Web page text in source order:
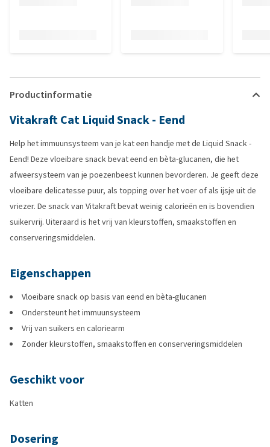
Productinformatie
Vitakraft Cat Liquid Snack - Eend
Help het immuunsysteem van je kat een handje met de Liquid Snack -
Eend! Deze vloeibare snack bevat eend en bèta-glucanen, die het
afweersysteem van je poezenbeest kunnen bevorderen. Je geeft deze
vloeibare delicatesse puur, als topping over het voer of als ijsje uit de
vriezer. De snack van Vitakraft bevat weinig calorieën en is bovendien
suikervrij. Uiteraard is het vrij van kleurstoffen, smaakstoffen en
conserveringsmiddelen.
Eigenschappen
Vloeibare snack op basis van eend en bèta-glucanen
Ondersteunt het immuunsysteem
Vrij van suikers en caloriearm
Zonder kleurstoffen, smaakstoffen en conserveringsmiddelen
Geschikt voor
Katten
Dosering